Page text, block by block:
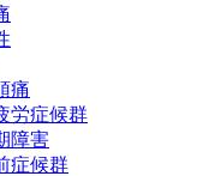
痛
労症候群
障害
症候群